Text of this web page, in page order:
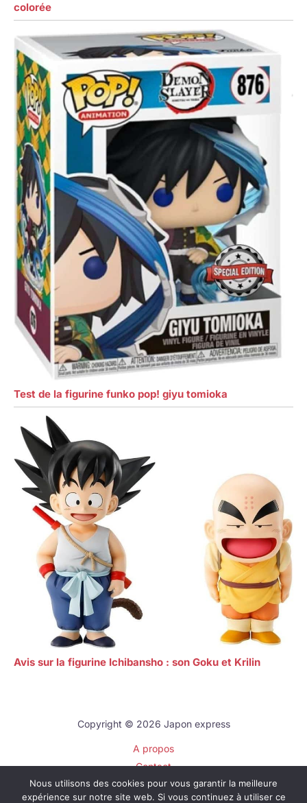
colorée
Test de la figurine funko pop! giyu tomioka
Avis sur la figurine Ichibansho : son Goku et Krilin
Copyright © 2026 Japon express
A propos
Contact
Plan du site
Nous utilisons des cookies pour vous garantir la meilleure
expérience sur notre site web. Si vous continuez à utiliser ce